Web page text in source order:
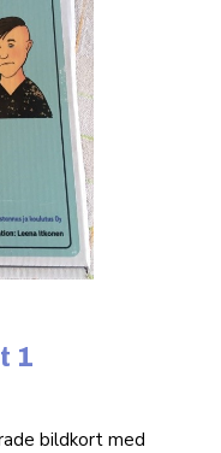
1
bildkort med